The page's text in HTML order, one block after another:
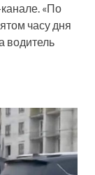
«По
часу дня
водитель